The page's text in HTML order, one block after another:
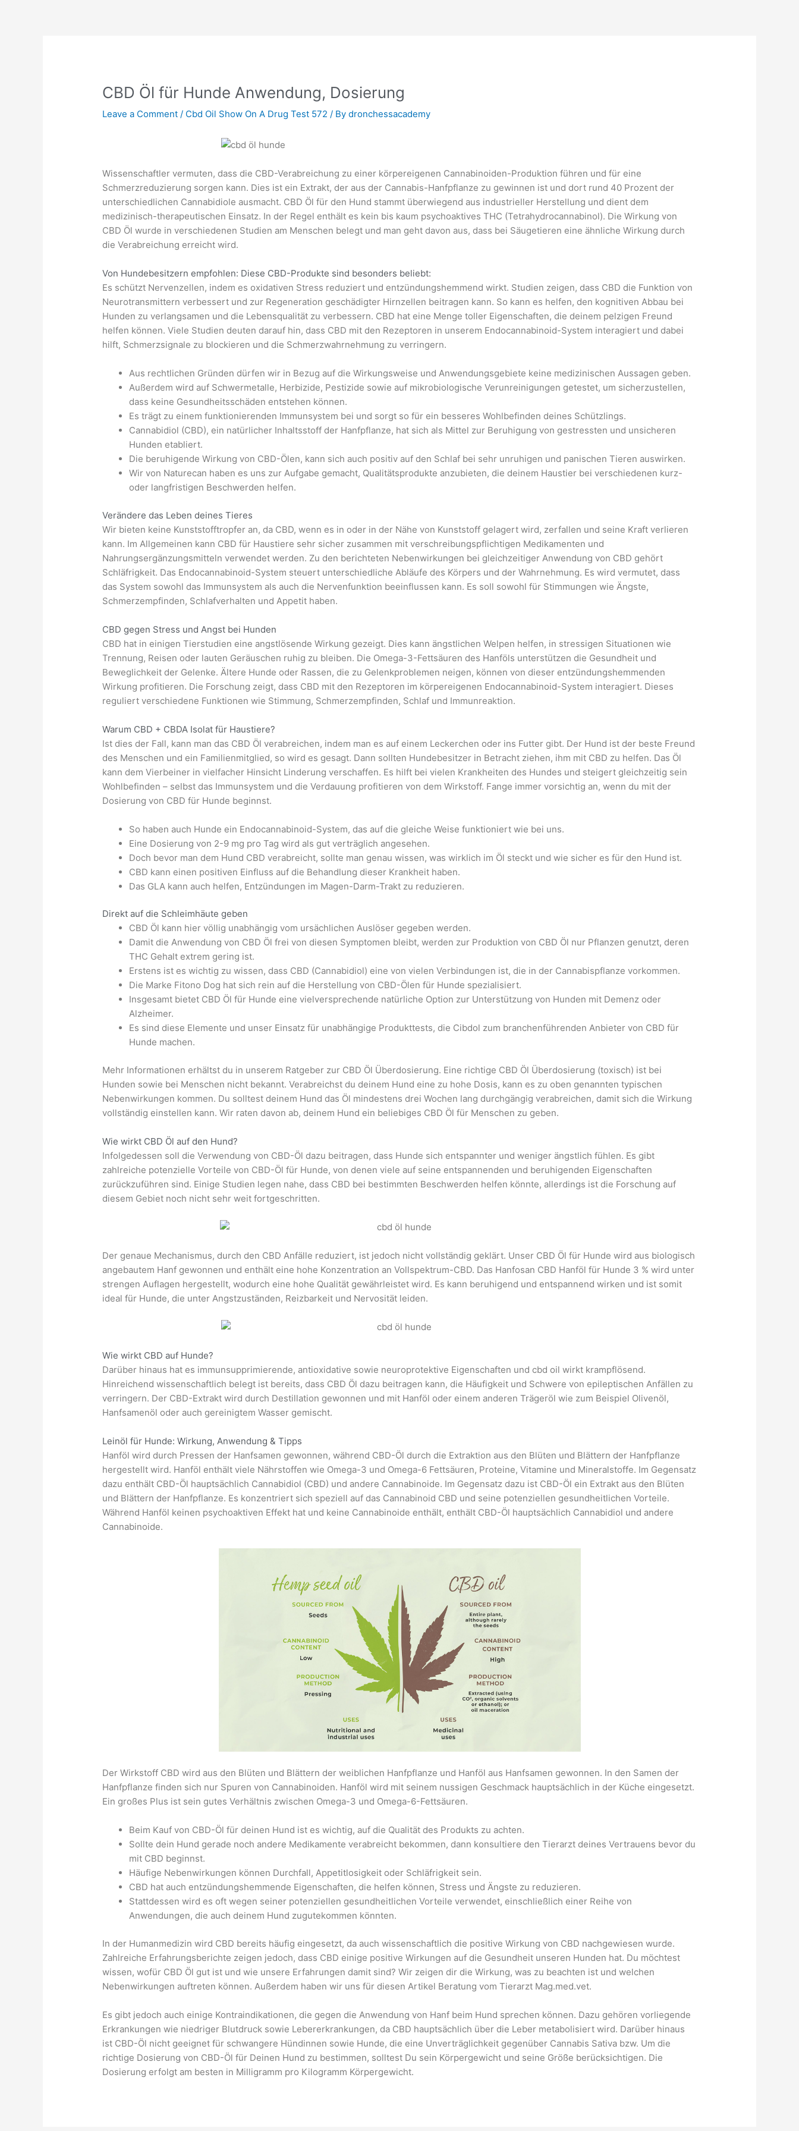
CBD Öl für Hunde Anwendung, Dosierung
Leave a Comment / Cbd Oil Show On A Drug Test 572 / Bydronchessacademy
Wissenschaftler vermuten, dass die CBD-Verabreichung zu einer körpereigenen Cannabinoiden-Produktion führen und für eine
Schmerzreduzierung sorgen kann. Dies ist ein Extrakt, der aus der Cannabis-Hanfpflanze zu gewinnen ist und dort rund 40 Prozent der
unterschiedlichen Cannabidiole ausmacht. CBD Öl für den Hund stammt überwiegend aus industrieller Herstellung und dient dem
medizinisch-therapeutischen Einsatz. In der Regel enthält es kein bis kaum psychoaktives THC (Tetrahydrocannabinol). Die Wirkung von
CBD Öl wurde in verschiedenen Studien am Menschen belegt und man geht davon aus, dass bei Säugetieren eine ähnliche Wirkung durch
die Verabreichung erreicht wird.
Von Hundebesitzern empfohlen: Diese CBD-Produkte sind besonders beliebt:
Es schützt Nervenzellen, indem es oxidativen Stress reduziert und entzündungshemmend wirkt. Studien zeigen, dass CBD die Funktion von
Neurotransmittern verbessert und zur Regeneration geschädigter Hirnzellen beitragen kann. So kann es helfen, den kognitiven Abbau bei
Hunden zu verlangsamen und die Lebensqualität zu verbessern. CBD hat eine Menge toller Eigenschaften, die deinem pelzigen Freund
helfen können. Viele Studien deuten darauf hin, dass CBD mit den Rezeptoren in unserem Endocannabinoid-System interagiert und dabei
hilft, Schmerzsignale zu blockieren und die Schmerzwahrnehmung zu verringern.
Aus rechtlichen Gründen dürfen wir in Bezug auf die Wirkungsweise und Anwendungsgebiete keine medizinischen Aussagen geben.
Außerdem wird auf Schwermetalle, Herbizide, Pestizide sowie auf mikrobiologische Verunreinigungen getestet, um sicherzustellen,
dass keine Gesundheitsschäden entstehen können.
Es trägt zu einem funktionierenden Immunsystem bei und sorgt so für ein besseres Wohlbefinden deines Schützlings.
Cannabidiol (CBD), ein natürlicher Inhaltsstoff der Hanfpflanze, hat sich als Mittel zur Beruhigung von gestressten und unsicheren
Hunden etabliert.
Die beruhigende Wirkung von CBD-Ölen, kann sich auch positiv auf den Schlaf bei sehr unruhigen und panischen Tieren auswirken.
Wir von Naturecan haben es uns zur Aufgabe gemacht, Qualitätsprodukte anzubieten, die deinem Haustier bei verschiedenen kurz-
oder langfristigen Beschwerden helfen.
Verändere das Leben deines Tieres
Wir bieten keine Kunststofftropfer an, da CBD, wenn es in oder in der Nähe von Kunststoff gelagert wird, zerfallen und seine Kraft verlieren
kann. Im Allgemeinen kann CBD für Haustiere sehr sicher zusammen mit verschreibungspflichtigen Medikamenten und
Nahrungsergänzungsmitteln verwendet werden. Zu den berichteten Nebenwirkungen bei gleichzeitiger Anwendung von CBD gehört
Schläfrigkeit. Das Endocannabinoid-System steuert unterschiedliche Abläufe des Körpers und der Wahrnehmung. Es wird vermutet, dass
das System sowohl das Immunsystem als auch die Nervenfunktion beeinflussen kann. Es soll sowohl für Stimmungen wie Ängste,
Schmerzempfinden, Schlafverhalten und Appetit haben.
CBD gegen Stress und Angst bei Hunden
CBD hat in einigen Tierstudien eine angstlösende Wirkung gezeigt. Dies kann ängstlichen Welpen helfen, in stressigen Situationen wie
Trennung, Reisen oder lauten Geräuschen ruhig zu bleiben. Die Omega-3-Fettsäuren des Hanföls unterstützen die Gesundheit und
Beweglichkeit der Gelenke. Ältere Hunde oder Rassen, die zu Gelenkproblemen neigen, können von dieser entzündungshemmenden
Wirkung profitieren. Die Forschung zeigt, dass CBD mit den Rezeptoren im körpereigenen Endocannabinoid-System interagiert. Dieses
reguliert verschiedene Funktionen wie Stimmung, Schmerzempfinden, Schlaf und Immunreaktion.
Warum CBD + CBDA Isolat für Haustiere?
Ist dies der Fall, kann man das CBD Öl verabreichen, indem man es auf einem Leckerchen oder ins Futter gibt. Der Hund ist der beste Freund
des Menschen und ein Familienmitglied, so wird es gesagt. Dann sollten Hundebesitzer in Betracht ziehen, ihm mit CBD zu helfen. Das Öl
kann dem Vierbeiner in vielfacher Hinsicht Linderung verschaffen. Es hilft bei vielen Krankheiten des Hundes und steigert gleichzeitig sein
Wohlbefinden – selbst das Immunsystem und die Verdauung profitieren von dem Wirkstoff. Fange immer vorsichtig an, wenn du mit der
Dosierung von CBD für Hunde beginnst.
So haben auch Hunde ein Endocannabinoid-System, das auf die gleiche Weise funktioniert wie bei uns.
Eine Dosierung von 2-9 mg pro Tag wird als gut verträglich angesehen.
Doch bevor man dem Hund CBD verabreicht, sollte man genau wissen, was wirklich im Öl steckt und wie sicher es für den Hund ist.
CBD kann einen positiven Einfluss auf die Behandlung dieser Krankheit haben.
Das GLA kann auch helfen, Entzündungen im Magen-Darm-Trakt zu reduzieren.
Direkt auf die Schleimhäute geben
CBD Öl kann hier völlig unabhängig vom ursächlichen Auslöser gegeben werden.
Damit die Anwendung von CBD Öl frei von diesen Symptomen bleibt, werden zur Produktion von CBD Öl nur Pflanzen genutzt, deren
THC Gehalt extrem gering ist.
Erstens ist es wichtig zu wissen, dass CBD (Cannabidiol) eine von vielen Verbindungen ist, die in der Cannabispflanze vorkommen.
Die Marke Fitono Dog hat sich rein auf die Herstellung von CBD-Ölen für Hunde spezialisiert.
Insgesamt bietet CBD Öl für Hunde eine vielversprechende natürliche Option zur Unterstützung von Hunden mit Demenz oder
Alzheimer.
Es sind diese Elemente und unser Einsatz für unabhängige Produkttests, die Cibdol zum branchenführenden Anbieter von CBD für
Hunde machen.
Mehr Informationen erhältst du in unserem Ratgeber zur CBD Öl Überdosierung. Eine richtige CBD Öl Überdosierung (toxisch) ist bei
Hunden sowie bei Menschen nicht bekannt. Verabreichst du deinem Hund eine zu hohe Dosis, kann es zu oben genannten typischen
Nebenwirkungen kommen. Du solltest deinem Hund das Öl mindestens drei Wochen lang durchgängig verabreichen, damit sich die Wirkung
vollständig einstellen kann. Wir raten davon ab, deinem Hund ein beliebiges CBD Öl für Menschen zu geben.
Wie wirkt CBD Öl auf den Hund?
Infolgedessen soll die Verwendung von CBD-Öl dazu beitragen, dass Hunde sich entspannter und weniger ängstlich fühlen. Es gibt
zahlreiche potenzielle Vorteile von CBD-Öl für Hunde, von denen viele auf seine entspannenden und beruhigenden Eigenschaften
zurückzuführen sind. Einige Studien legen nahe, dass CBD bei bestimmten Beschwerden helfen könnte, allerdings ist die Forschung auf
diesem Gebiet noch nicht sehr weit fortgeschritten.
Der genaue Mechanismus, durch den CBD Anfälle reduziert, ist jedoch nicht vollständig geklärt. Unser CBD Öl für Hunde wird aus biologisch
angebautem Hanf gewonnen und enthält eine hohe Konzentration an Vollspektrum-CBD. Das Hanfosan CBD Hanföl für Hunde 3 % wird unter
strengen Auflagen hergestellt, wodurch eine hohe Qualität gewährleistet wird. Es kann beruhigend und entspannend wirken und ist somit
ideal für Hunde, die unter Angstzuständen, Reizbarkeit und Nervosität leiden.
Wie wirkt CBD auf Hunde?
Darüber hinaus hat es immunsupprimierende, antioxidative sowie neuroprotektive Eigenschaften und cbd oil wirkt krampflösend.
Hinreichend wissenschaftlich belegt ist bereits, dass CBD Öl dazu beitragen kann, die Häufigkeit und Schwere von epileptischen Anfällen zu
verringern. Der CBD-Extrakt wird durch Destillation gewonnen und mit Hanföl oder einem anderen Trägeröl wie zum Beispiel Olivenöl,
Hanfsamenöl oder auch gereinigtem Wasser gemischt.
Leinöl für Hunde: Wirkung, Anwendung & Tipps
Hanföl wird durch Pressen der Hanfsamen gewonnen, während CBD-Öl durch die Extraktion aus den Blüten und Blättern der Hanfpflanze
hergestellt wird. Hanföl enthält viele Nährstoffen wie Omega-3 und Omega-6 Fettsäuren, Proteine, Vitamine und Mineralstoffe. Im Gegensatz
dazu enthält CBD-Öl hauptsächlich Cannabidiol (CBD) und andere Cannabinoide. Im Gegensatz dazu ist CBD-Öl ein Extrakt aus den Blüten
und Blättern der Hanfpflanze. Es konzentriert sich speziell auf das Cannabinoid CBD und seine potenziellen gesundheitlichen Vorteile.
Während Hanföl keinen psychoaktiven Effekt hat und keine Cannabinoide enthält, enthält CBD-Öl hauptsächlich Cannabidiol und andere
Cannabinoide.
Der Wirkstoff CBD wird aus den Blüten und Blättern der weiblichen Hanfpflanze und Hanföl aus Hanfsamen gewonnen. In den Samen der
Hanfpflanze finden sich nur Spuren von Cannabinoiden. Hanföl wird mit seinem nussigen Geschmack hauptsächlich in der Küche eingesetzt.
Ein großes Plus ist sein gutes Verhältnis zwischen Omega-3 und Omega-6-Fettsäuren.
Beim Kauf von CBD-Öl für deinen Hund ist es wichtig, auf die Qualität des Produkts zu achten.
Sollte dein Hund gerade noch andere Medikamente verabreicht bekommen, dann konsultiere den Tierarzt deines Vertrauens bevor du
mit CBD beginnst.
Häufige Nebenwirkungen können Durchfall, Appetitlosigkeit oder Schläfrigkeit sein.
CBD hat auch entzündungshemmende Eigenschaften, die helfen können, Stress und Ängste zu reduzieren.
Stattdessen wird es oft wegen seiner potenziellen gesundheitlichen Vorteile verwendet, einschließlich einer Reihe von
Anwendungen, die auch deinem Hund zugutekommen könnten.
In der Humanmedizin wird CBD bereits häufig eingesetzt, da auch wissenschaftlich die positive Wirkung von CBD nachgewiesen wurde.
Zahlreiche Erfahrungsberichte zeigen jedoch, dass CBD einige positive Wirkungen auf die Gesundheit unseren Hunden hat. Du möchtest
wissen, wofür CBD Öl gut ist und wie unsere Erfahrungen damit sind? Wir zeigen dir die Wirkung, was zu beachten ist und welchen
Nebenwirkungen auftreten können. Außerdem haben wir uns für diesen Artikel Beratung vom Tierarzt Mag.med.vet.
Es gibt jedoch auch einige Kontraindikationen, die gegen die Anwendung von Hanf beim Hund sprechen können. Dazu gehören vorliegende
Erkrankungen wie niedriger Blutdruck sowie Lebererkrankungen, da CBD hauptsächlich über die Leber metabolisiert wird. Darüber hinaus
ist CBD-Öl nicht geeignet für schwangere Hündinnen sowie Hunde, die eine Unverträglichkeit gegenüber Cannabis Sativa bzw. Um die
richtige Dosierung von CBD-Öl für Deinen Hund zu bestimmen, solltest Du sein Körpergewicht und seine Größe berücksichtigen. Die
Dosierung erfolgt am besten in Milligramm pro Kilogramm Körpergewicht.